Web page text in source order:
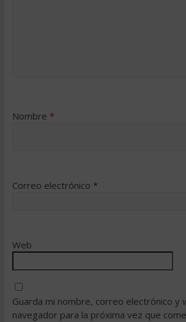
Nombre *
Correo electrónico *
Web
Guarda mi nombre, correo electrónico y
navegador para la próxima vez que